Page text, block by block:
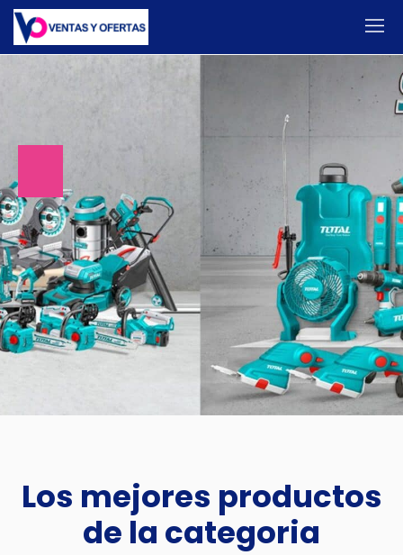
Los mejores productos
de la categoria